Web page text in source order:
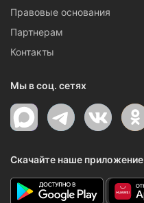
Правовые основания
Партнерам
Контакты
Мы в соц. сетях
Скачайте наше приложение